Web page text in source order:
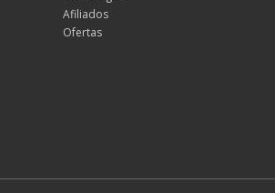
Afiliados
Ofertas